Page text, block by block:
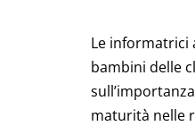
Le informatrici
bambini delle
maturità nelle